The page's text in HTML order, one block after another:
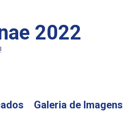
2022
Galeria de Imagens